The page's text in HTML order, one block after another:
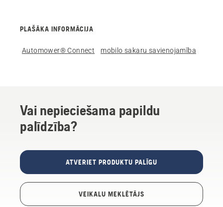
PLAŠĀKA INFORMĀCIJA
Automower® Connect mobilo sakaru savienojamība
Vai nepieciešama papildu
palīdzība?
ATVERIET PRODUKTU PALĪGU
VEIKALU MEKLĒTĀJS